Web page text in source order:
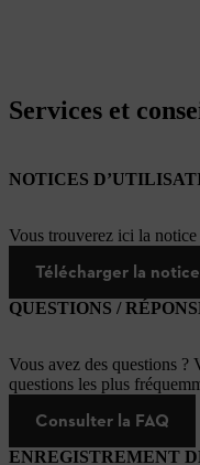
Services et
NOTICES
Vous trouverez ici la
Télécharger la notice
QUESTIONS /
Vous avez des questions ?
questions les plus
Consulter la FAQ
ENREGISTREMENT